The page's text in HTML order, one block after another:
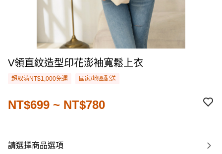
V領直紋造型印花澎袖寬鬆上衣
超取滿NT$1,000免運 國家/地區配送
NT$699 ~ NT$780
請選擇商品選項